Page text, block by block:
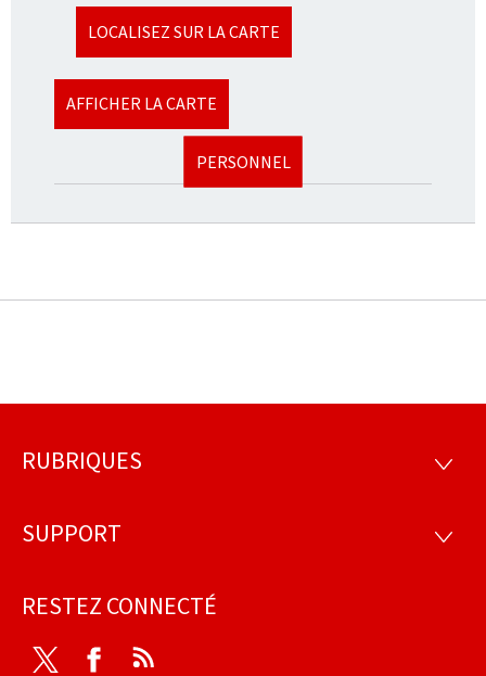
LOCALISEZ SUR LA CARTE
AFFICHER LA CARTE
PERSONNEL
Pied
page
RUBRIQUES
SUPPORT
RESTEZ CONNECTÉ
Twitter Facebook